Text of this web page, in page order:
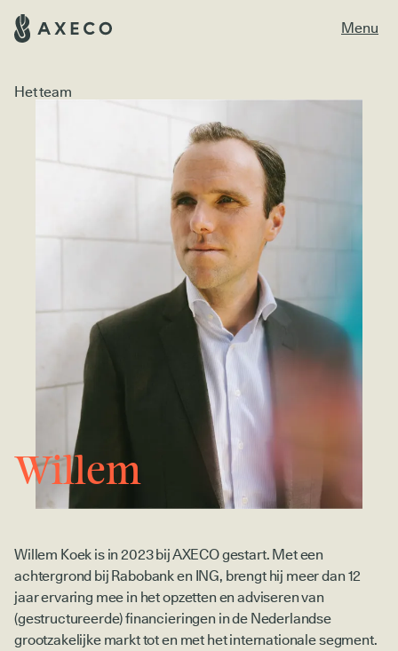
Menu
Het team
Willem
Willem Koek is in 2023 bij AXECO gestart. Met een
achtergrond bij Rabobank en ING, brengt hij meer dan 12
jaar ervaring mee in het opzetten en adviseren van
(gestructureerde) financieringen in de Nederlandse
grootzakelijke markt tot en met het internationale segment.